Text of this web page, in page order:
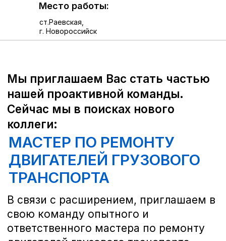
Место работы:
ст.Раевская,
г. Новороссийск